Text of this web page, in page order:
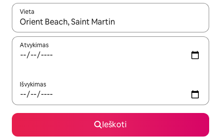
Vieta
Kai pasirodys paieškos rezultatai, juos naršyti galite
Atvykimas
Išvykimas
Ieškoti